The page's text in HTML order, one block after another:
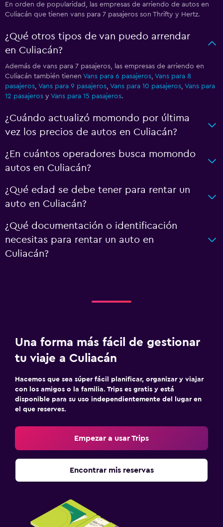
En orden de popularidad, las empresas de arriendo de autos en
Culiacán que tienen vans para 7 pasajeros son Thrifty y Hertz.
¿Qué otros tipos de van puedo arrendar
en Culiacán?
Además de vans para 7 pasajeros, las empresas de arriendo en
Culiacán también tienen Vans para 6 pasajeros Vans para 8
pasajeros Vans para 9 pasajeros Vans para 10 pasajeros Vans para
12 pasajeros y Vans para 15 pasajeros.
¿Cuándo actualizó momondo por última
vez los precios de autos en Culiacán?
¿En cuántos operadores busca momondo
autos en Culiacán?
¿Qué edad se debe tener para rentar un
auto en Culiacán?
¿Qué documentación o identificación
necesitas para rentar un auto en
Culiacán?
Una forma más fácil de gestionar
tu viaje a Culiacán
Hacemos que sea súper fácil planificar, organizar y viajar
con los amigos o la familia. Trips es gratis y está
disponible para su uso independientemente del lugar en
el que reserves.
Empezar a usar Trips
Encontrar mis reservas